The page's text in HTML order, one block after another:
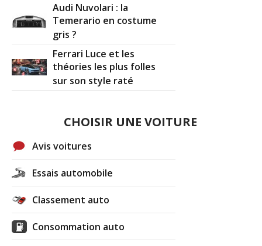
Audi Nuvolari : la
Temerario en costume
gris ?
Ferrari Luce et les
théories les plus folles
sur son style raté
CHOISIR UNE VOITURE
Avis voitures
Essais automobile
Classement auto
Consommation auto